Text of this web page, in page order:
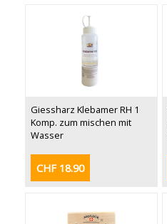
Giessharz Klebamer RH 1
Komp. zum mischen mit
Wasser
CHF 18.90